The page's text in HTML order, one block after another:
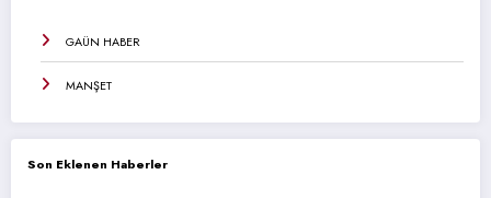
GAÜN HABER
MANŞET
Son Eklenen Haberler